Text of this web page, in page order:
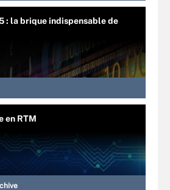
: la brique indispensable de
en RTM